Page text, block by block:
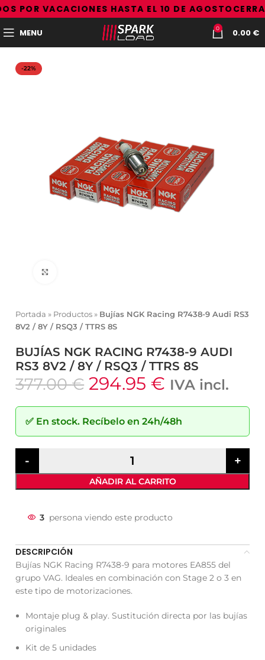
POR VACACIONES HASTA EL 10 DE AGOSTO
MENU 0 0.00 €
-22%
Portada » Productos » Bujías NGK Racing R7438-9 Audi RS3
8V2 / 8Y / RSQ3 / TTRS 8S
BUJÍAS NGK RACING R7438-9 AUDI
RS3 8V2 / 8Y / RSQ3 / TTRS 8S
377.00€ 294.95€ IVA incl.
✅ En stock. Recíbelo en 24h/48h
AÑADIR AL CARRITO
3 persona viendo este producto
DESCRIPCIÓN
Bujías NGK Racing R7438-9 para motores EA855 del
grupo VAG. Ideales en combinación con Stage 2 o 3 en
este tipo de motorizaciones.
Montaje plug & play. Sustitución directa por las bujías
originales
Kit de 5 unidades